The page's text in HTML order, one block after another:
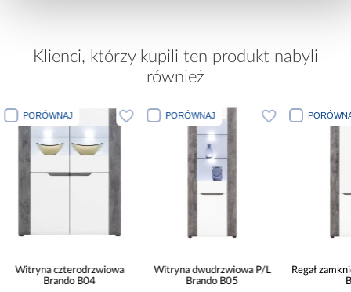
Klienci, którzy kupili ten produkt nabyli
również
PORÓWNAJ
Witryna czterodrzwiowa
Brando B04
PORÓWNAJ
Witryna dwudrzwiowa P/L
Brando B05
Regał